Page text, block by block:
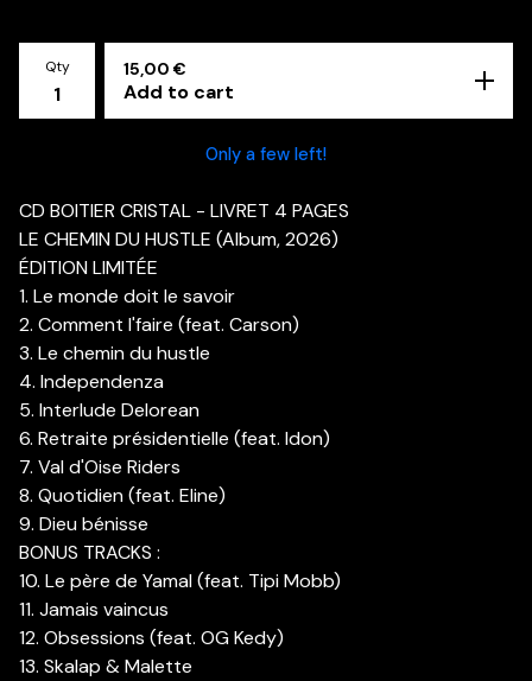
Qty 15,00 €
Add to cart
Only a few left!
CD BOITIER CRISTAL - LIVRET 4 PAGES
LE CHEMIN DU HUSTLE (Album, 2026)
ÉDITION LIMITÉE
1. Le monde doit le savoir
2. Comment l'faire (feat. Carson)
3. Le chemin du hustle
4. Independenza
5. Interlude Delorean
6. Retraite présidentielle (feat. Idon)
7. Val d'Oise Riders
8. Quotidien (feat. Eline)
9. Dieu bénisse
BONUS TRACKS :
10. Le père de Yamal (feat. Tipi Mobb)
11. Jamais vaincus
12. Obsessions (feat. OG Kedy)
13. Skalap & Malette